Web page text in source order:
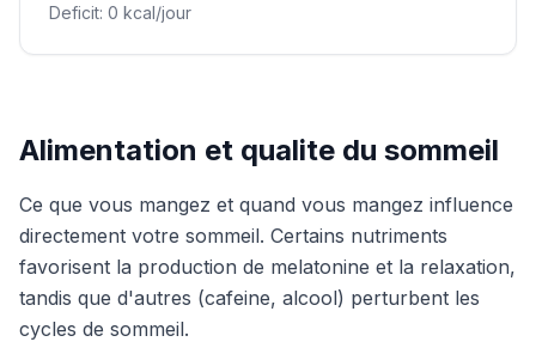
Deficit: 0 kcal/jour
Alimentation et qualite du sommeil
Ce que vous mangez et quand vous mangez influence
directement votre sommeil. Certains nutriments
favorisent la production de melatonine et la relaxation,
tandis que d'autres (cafeine, alcool) perturbent les
cycles de sommeil.